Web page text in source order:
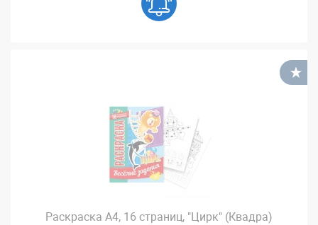
Раскраска А4, 16 страниц, "Цирк" (Квадра)